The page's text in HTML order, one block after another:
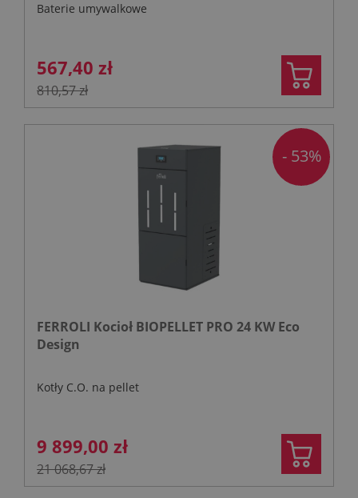
Baterie umywalkowe
567,40 zł
810,57 zł
FERROLI Kocioł BIOPELLET PRO 24 KW Eco
Design
Kotły C.O. na pellet
9 899,00 zł
21 068,67 zł
- 53%